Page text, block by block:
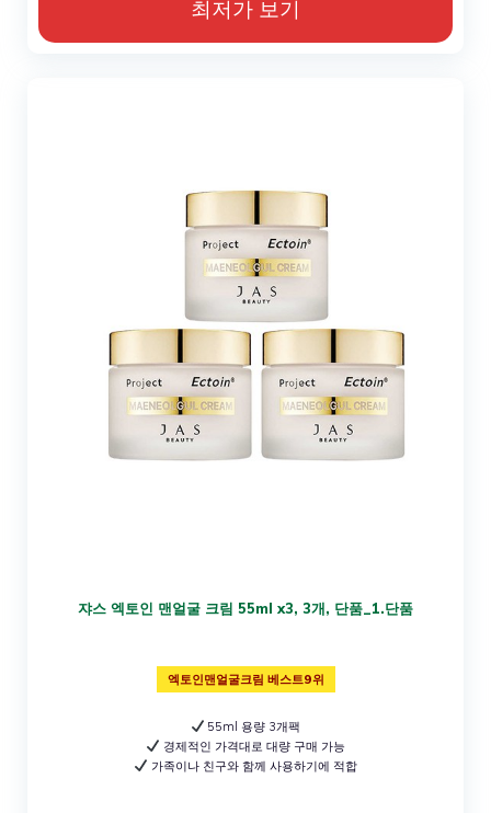
최저가 보기
쟈스 엑토인 맨얼굴 크림 55ml x3, 3개, 단품_1.단품
엑토인맨얼굴크림 베스트9위
55ml 용량 3개팩
경제적인 가격대로 대량 구매 가능
가족이나 친구와 함께 사용하기에 적합